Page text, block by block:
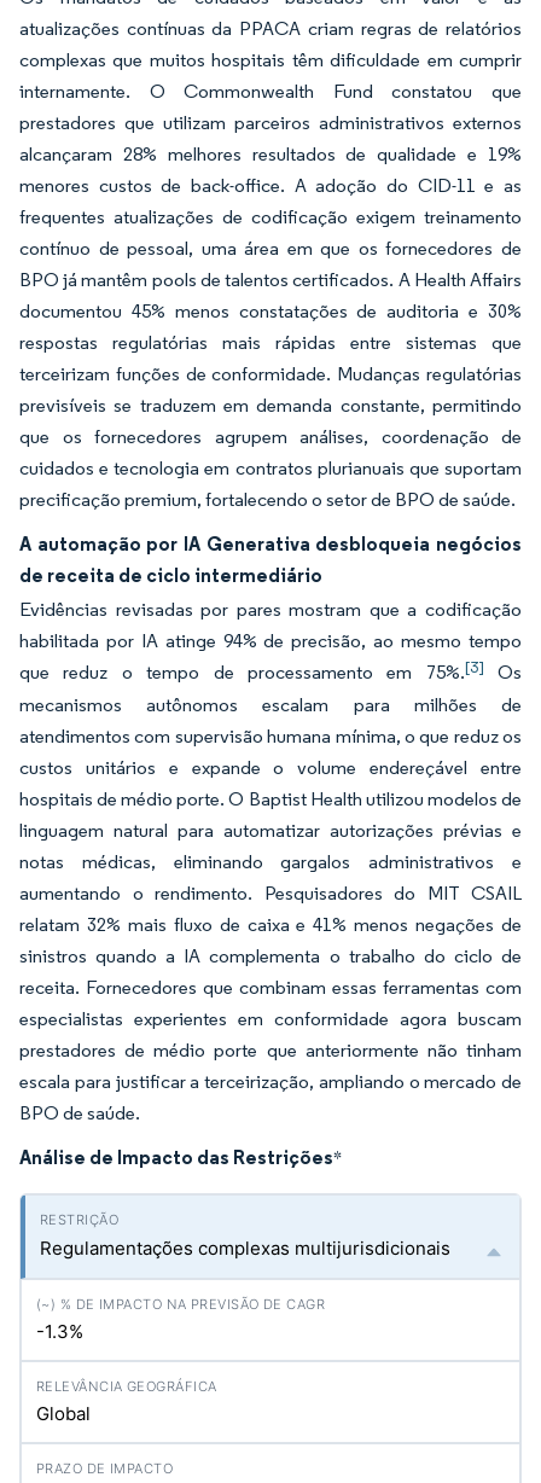
atualizações contínuas da PPACA criam regras de relatórios
complexas que muitos hospitais têm dificuldade em cumprir
internamente. O Commonwealth Fund constatou que
prestadores que utilizam parceiros administrativos externos
alcançaram 28% melhores resultados de qualidade e 19%
menores custos de back-office. A adoção do CID-11 e as
frequentes atualizações de codificação exigem treinamento
contínuo de pessoal, uma área em que os fornecedores de
BPO já mantêm pools de talentos certificados. A Health Affairs
documentou 45% menos constatações de auditoria e 30%
respostas regulatórias mais rápidas entre sistemas que
terceirizam funções de conformidade. Mudanças regulatórias
previsíveis se traduzem em demanda constante, permitindo
que os fornecedores agrupem análises, coordenação de
cuidados e tecnologia em contratos plurianuais que suportam
precificação premium, fortalecendo o setor de BPO de saúde.
A automação por IA Generativa desbloqueia negócios
de receita de ciclo intermediário
Evidências revisadas por pares mostram que a codificação
habilitada por IA atinge 94% de precisão, ao mesmo tempo
que reduz o tempo de processamento em 75%.[3] Os
mecanismos autônomos escalam para milhões de
atendimentos com supervisão humana mínima, o que reduz os
custos unitários e expande o volume endereçável entre
hospitais de médio porte. O Baptist Health utilizou modelos de
linguagem natural para automatizar autorizações prévias e
notas médicas, eliminando gargalos administrativos e
aumentando o rendimento. Pesquisadores do MIT CSAIL
relatam 32% mais fluxo de caixa e 41% menos negações de
sinistros quando a IA complementa o trabalho do ciclo de
receita. Fornecedores que combinam essas ferramentas com
especialistas experientes em conformidade agora buscam
prestadores de médio porte que anteriormente não tinham
escala para justificar a terceirização, ampliando o mercado de
BPO de saúde.
Análise de Impacto das Restrições*
Regulamentações complexas multijurisdicionais
-1.3%
Global